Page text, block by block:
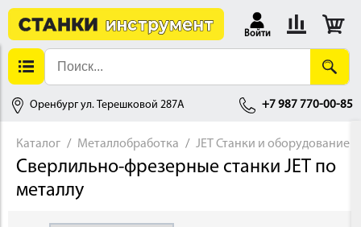
Войти
Оренбург ул. Терешковой 287А +7 987 770-00-85
Каталог Металлобработка JET Станки и оборудование
Сверлильно-фрезерные станки JET по
металлу